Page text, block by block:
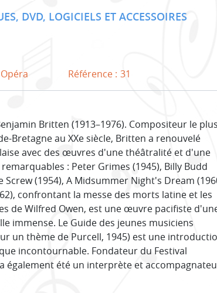
DVD, LOGICIELS ET ACCESSOIRES
Référence : 31
Britten (1913–1976). Compositeur le plus
Bretagne au XXe siècle, Britten a renouvelé
avec des œuvres d'une théâtralité et d'une
: Peter Grimes (1945), Billy Budd
Screw (1954), A Midsummer Night's Dream
confrontant la messe des morts latine et les
de Wilfred Owen, est une œuvre pacifiste
immense. Le Guide des jeunes musiciens
un thème de Purcell, 1945) est une
incontournable. Fondateur du Festival
également été un interprète et